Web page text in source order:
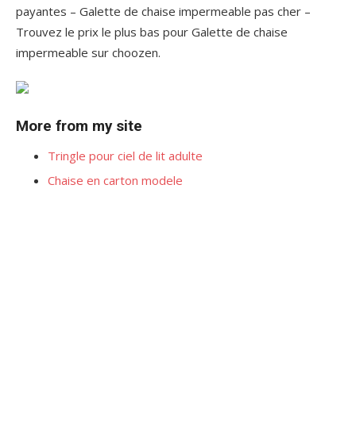
payantes – Galette de chaise impermeable pas cher –
Trouvez le prix le plus bas pour Galette de chaise
impermeable sur choozen.
More from my site
Tringle pour ciel de lit adulte
Chaise en carton modele